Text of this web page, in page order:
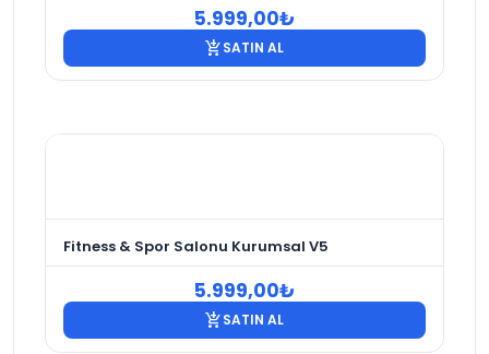
5.999,00₺
add_shopping_cartSATIN AL
Fitness & Spor Salonu Kurumsal V5
5.999,00₺
add_shopping_cartSATIN AL